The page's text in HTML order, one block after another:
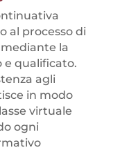
al processo di
la
e qualificato.
agli
in modo
virtuale
ogni